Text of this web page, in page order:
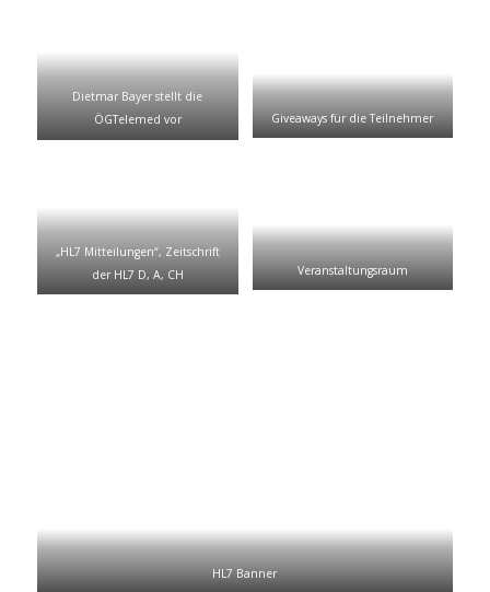
Dietmar Bayer stellt die
ÖGTelemed vor
Giveaways für die Teilnehmer
„HL7 Mitteilungen“, Zeitschrift
der HL7 D, A, CH
Veranstaltungsraum
HL7 Banner